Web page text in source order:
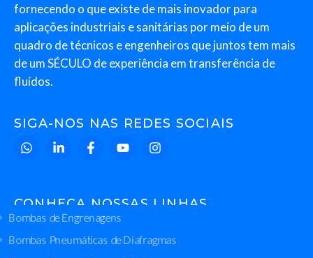
fornecendo o que existe de mais inovador para
aplicações industriais e sanitárias por meio de um
quadro de técnicos e engenheiros que juntos tem mais
de um SÉCULO de experiência em transferência de
fluídos.
SIGA-NOS NAS REDES SOCIAIS
CONHEÇA NOSSAS LINHAS
Bombas de Engrenagens
Bombas Pneumáticas de Diafragmas